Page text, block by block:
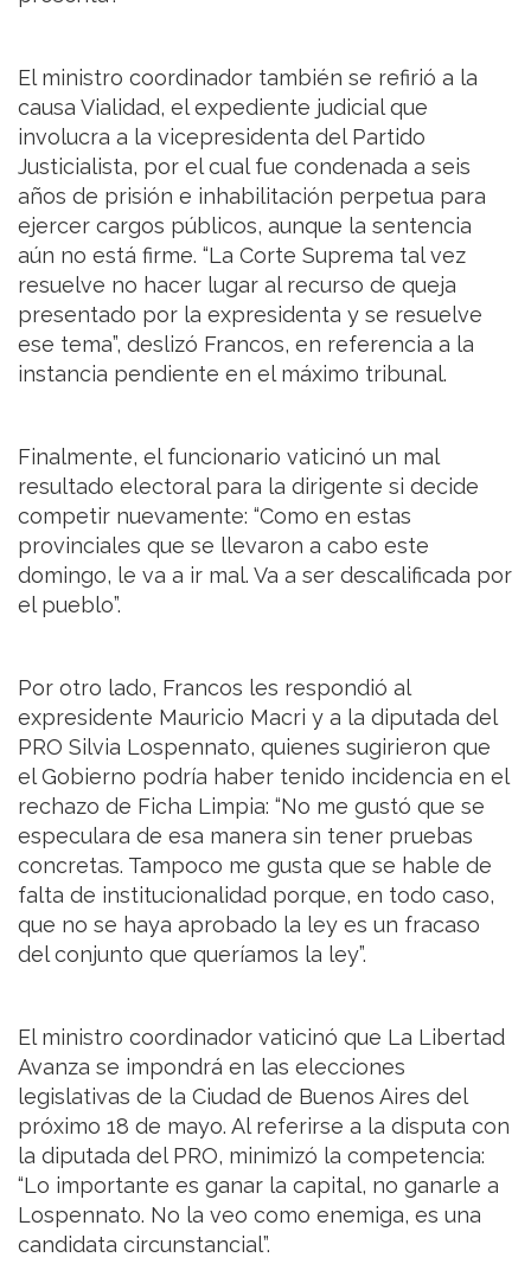
El ministro coordinador también se refirió a la
causa Vialidad, el expediente judicial que
involucra a la vicepresidenta del Partido
Justicialista, por el cual fue condenada a seis
años de prisión e inhabilitación perpetua para
ejercer cargos públicos, aunque la sentencia
aún no está firme. “La Corte Suprema tal vez
resuelve no hacer lugar al recurso de queja
presentado por la expresidenta y se resuelve
ese tema”, deslizó Francos, en referencia a la
instancia pendiente en el máximo tribunal.
Finalmente, el funcionario vaticinó un mal
resultado electoral para la dirigente si decide
competir nuevamente: “Como en estas
provinciales que se llevaron a cabo este
domingo, le va a ir mal. Va a ser descalificada por
el pueblo”.
Por otro lado, Francos les respondió al
expresidente Mauricio Macri y a la diputada del
PRO Silvia Lospennato, quienes sugirieron que
el Gobierno podría haber tenido incidencia en el
rechazo de Ficha Limpia: “No me gustó que se
especulara de esa manera sin tener pruebas
concretas. Tampoco me gusta que se hable de
falta de institucionalidad porque, en todo caso,
que no se haya aprobado la ley es un fracaso
del conjunto que queríamos la ley”.
El ministro coordinador vaticinó que La Libertad
Avanza se impondrá en las elecciones
legislativas de la Ciudad de Buenos Aires del
próximo 18 de mayo. Al referirse a la disputa con
la diputada del PRO, minimizó la competencia:
“Lo importante es ganar la capital, no ganarle a
Lospennato. No la veo como enemiga, es una
candidata circunstancial”.